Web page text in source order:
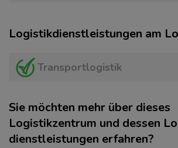
Logistikdienstleistungen am
Transportlogistik
Sie möchten mehr über dieses
Logistikzentrum und dessen
dienstleistungen erfahren?